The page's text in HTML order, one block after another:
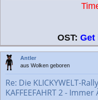
OST: Get
Antler
aus Wolken geboren
Re: Die KLICKYWELT-
KAFFEEFAHRT 2 -